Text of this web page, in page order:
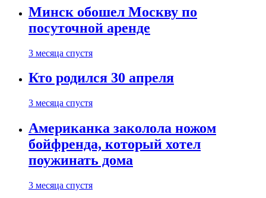
Минск обошел Москву по
посуточной аренде
3 месяца спустя
Кто родился 30 апреля
3 месяца спустя
Американка заколола ножом
бойфренда, который хотел
поужинать дома
3 месяца спустя